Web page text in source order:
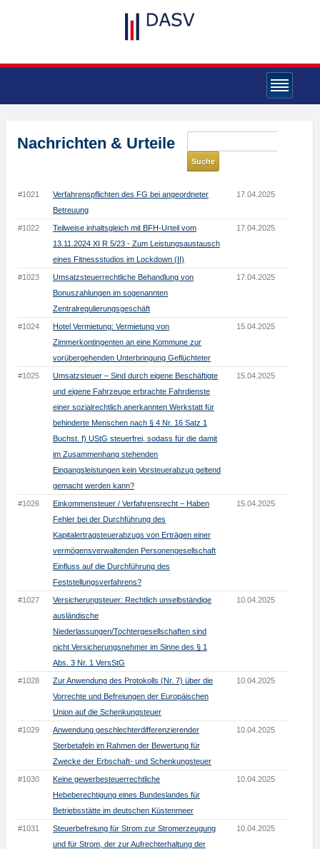
Nachrichten & Urteile
#1021
Verfahrenspflichten des FG bei angeordneter
Betreuung
17.04.2025
#1022
Teilweise inhaltsgleich mit BFH-Urteil vom
13.11.2024 XI R 5/23 - Zum Leistungsaustausch
eines Fitnessstudios im Lockdown (II)
17.04.2025
#1023
Umsatzsteuerrechtliche Behandlung von
Bonuszahlungen im sogenannten
Zentralregulierungsgeschäft
17.04.2025
#1024
Hotel Vermietung: Vermietung von
Zimmerkontingenten an eine Kommune zur
vorübergehenden Unterbringung Geflüchteter
15.04.2025
#1025
Umsatzsteuer – Sind durch eigene Beschäftigte
und eigene Fahrzeuge erbrachte Fahrdienste
einer sozialrechtlich anerkannten Werkstatt für
behinderte Menschen nach § 4 Nr. 16 Satz 1
Buchst. f) UStG steuerfrei, sodass für die damit
im Zusammenhang stehenden
Eingangsleistungen kein Vorsteuerabzug geltend
gemacht werden kann?
15.04.2025
#1026
Einkommensteuer / Verfahrensrecht – Haben
Fehler bei der Durchführung des
Kapitalertragsteuerabzugs von Erträgen einer
vermögensverwaltenden Personengesellschaft
Einfluss auf die Durchführung des
Feststellungsverfahrens?
15.04.2025
#1027
Versicherungsteuer: Rechtlich unselbständige
ausländische
Niederlassungen/Tochtergesellschaften sind
nicht Versicherungsnehmer im Sinne des § 1
Abs. 3 Nr. 1 VersStG
10.04.2025
#1028
Zur Anwendung des Protokolls (Nr. 7) über die
Vorrechte und Befreiungen der Europäischen
Union auf die Schenkungsteuer
10.04.2025
#1029
Anwendung geschlechterdifferenzierender
Sterbetafeln im Rahmen der Bewertung für
Zwecke der Erbschaft- und Schenkungsteuer
10.04.2025
#1030
Keine gewerbesteuerrechtliche
Hebeberechtigung eines Bundeslandes für
Betriebsstätte im deutschen Küstenmeer
10.04.2025
#1031
Steuerbefreiung für Strom zur Stromerzeugung
und für Strom, der zur Aufrechterhaltung der
10.04.2025